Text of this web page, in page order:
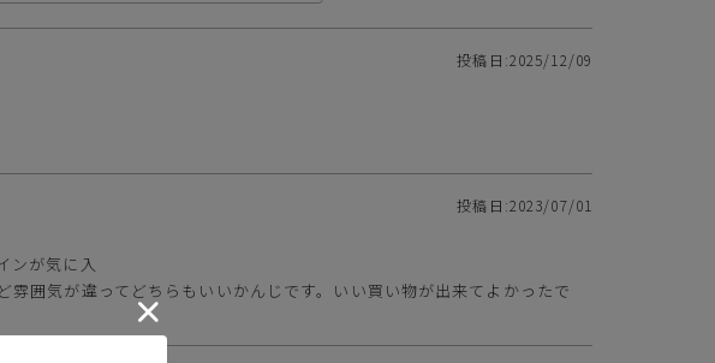
投稿日 2025/12/09
投稿日 2023/07/01
ンが気に入
囲気が違ってどちらもいいかんじです。いい買い物が出来てよかったで
間帯をご指定
」、「14～16
21時」となっ
以下のカード会社がお使いいただけます。
づき、ご指定の口座から引落としさせていただきます。